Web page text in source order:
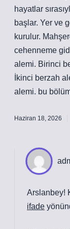
hayatlar
başlar. Yer ve
kurulur.
cehenneme
alemi. Birinci
İkinci berzah
alemi. bu
Haziran 18, 2026
Arslanbey!
ifade